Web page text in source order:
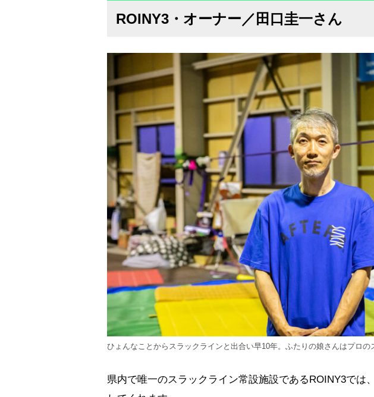
ROINY3・オーナー／田口圭一さん
ひょんなことからスラックラインと出合い早10年。ふたりの娘さんはプロの
県内で唯一のスラックライン常設施設であるROINY3では